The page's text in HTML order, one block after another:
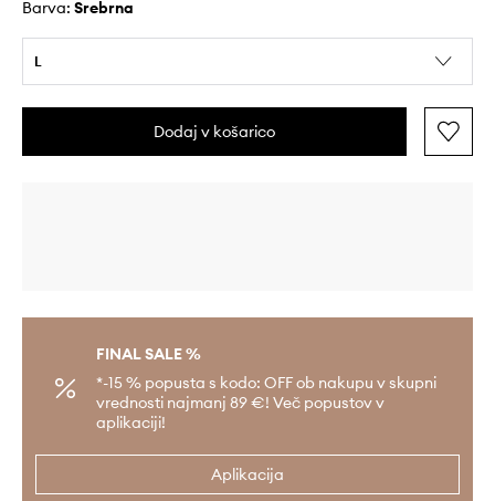
Barva: srebrna
L
Dodaj v košarico
FINAL SALE %
*-15 % popusta s kodo: OFF ob nakupu v skupni
vrednosti najmanj 89 €! Več popustov v
aplikaciji!
Aplikacija